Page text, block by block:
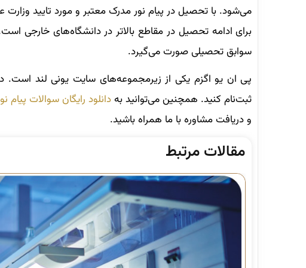
می‌شود. با تحصیل در پیام نور مدرک معتبر و مورد تایید
برای ادامه تحصیل در مقاطع بالاتر در دانشگاه‌های خارجی
سوابق تحصیلی صورت می‌گیرد.
پی ان یو اگزم یکی از زیرمجموعه‌های سایت یونی لند است.
ثبت‌نام کنید. همچنین می‌توانید بهدانلود رایگان سوالات پیام
و دریافت مشاوره با ما همراه باشید.
مقالات مرتبط